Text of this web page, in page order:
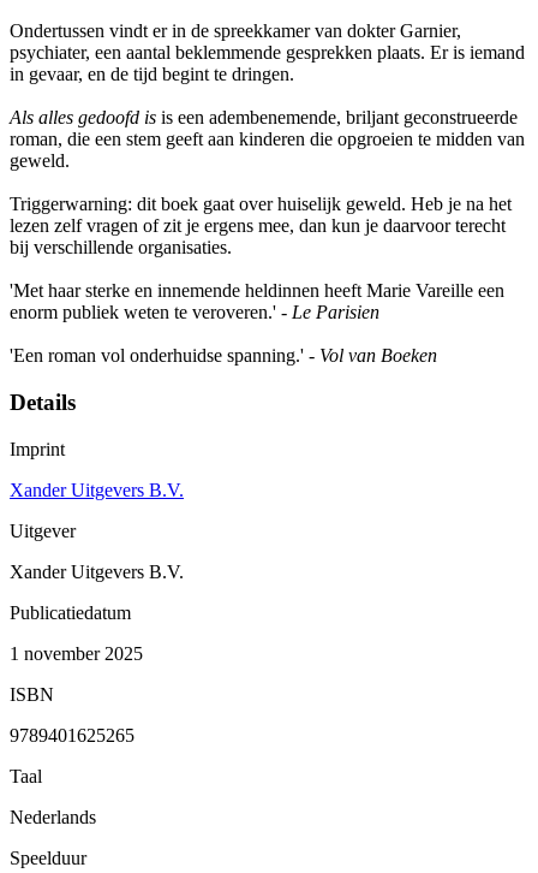
Ondertussen vindt er in de spreekkamer van dokter Garnier,
psychiater, een aantal beklemmende gesprekken plaats. Er is iemand
in gevaar, en de tijd begint te dringen.
Als alles gedoofd is is een adembenemende, briljant geconstrueerde
roman, die een stem geeft aan kinderen die opgroeien te midden van
geweld.
Triggerwarning: dit boek gaat over huiselijk geweld. Heb je na het
lezen zelf vragen of zit je ergens mee, dan kun je daarvoor terecht
bij verschillende organisaties.
'Met haar sterke en innemende heldinnen heeft Marie Vareille een
enorm publiek weten te veroveren.' - Le Parisien
'Een roman vol onderhuidse spanning.' - Vol van Boeken
Details
Imprint
Xander Uitgevers B.V.
Uitgever
Xander Uitgevers B.V.
Publicatiedatum
1 november 2025
ISBN
9789401625265
Taal
Nederlands
Speelduur